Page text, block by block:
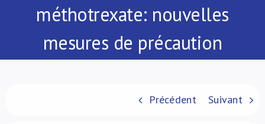
Publications
Formations
méthotrexate: nouvelles
mesures de précaution
Précédent Suivant